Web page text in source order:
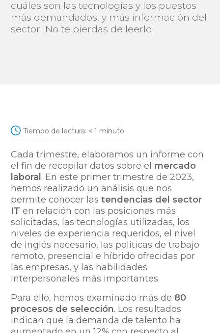
cuáles son las tecnologías y los puestos
más demandados, y más información del
sector ¡No te pierdas de leerlo!
Tiempo de lectura: < 1 minuto
Cada trimestre, elaboramos un informe con
el fin de recopilar datos sobre el mercado
laboral. En este primer trimestre de 2023,
hemos realizado un análisis que nos
permite conocer lastendencias del sector
IT en relación con las posiciones más
solicitadas, las tecnologías utilizadas, los
niveles de experiencia requeridos, el nivel
de inglés necesario, las políticas de trabajo
remoto, presencial e híbrido ofrecidas por
las empresas, y las habilidades
interpersonales más importantes.
Para ello, hemos examinado más de 80
procesos de selección. Los resultados
indican que la demanda de talento ha